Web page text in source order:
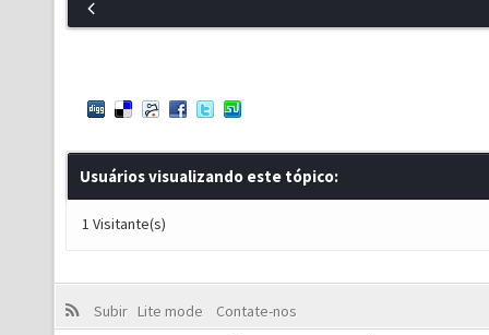
Usuários visualizando este tópico:
1 Visitante(s)
Subir Lite mode
Contate-nos